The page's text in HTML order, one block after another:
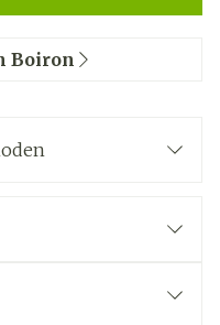
Boiron